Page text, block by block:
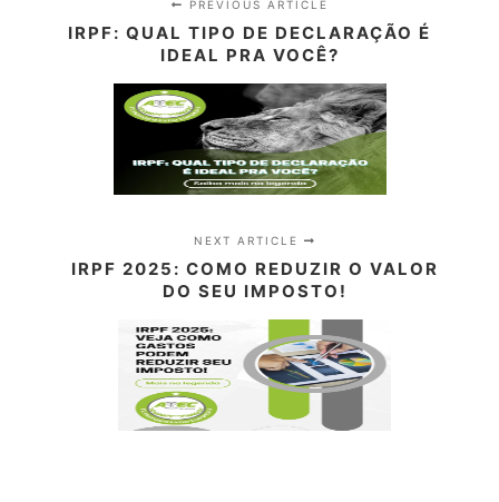
PREVIOUS ARTICLE
IRPF: QUAL TIPO DE DECLARAÇÃO É
IDEAL PRA VOCÊ?
NEXT ARTICLE
IRPF 2025: COMO REDUZIR O VALOR
DO SEU IMPOSTO!